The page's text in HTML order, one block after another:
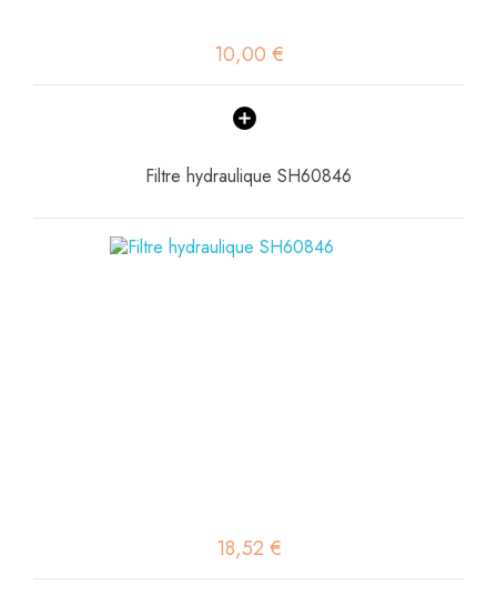
10,00 €
Filtre hydraulique SH60846
18,52 €